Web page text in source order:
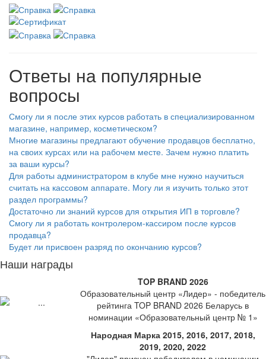
Ответы на популярные
вопросы
Смогу ли я после этих курсов работать в специализированном
магазине, например, косметическом?
Многие магазины предлагают обучение продавцов бесплатно,
на своих курсах или на рабочем месте. Зачем нужно платить
за ваши курсы?
Для работы администратором в клубе мне нужно научиться
считать на кассовом аппарате. Могу ли я изучить только этот
раздел программы?
Достаточно ли знаний курсов для открытия ИП в торговле?
Смогу ли я работать контролером-кассиром после курсов
продавца?
Будет ли присвоен разряд по окончанию курсов?
Наши награды
TOP BRAND 2026
Образовательный центр «Лидер» - победитель
рейтинга TOP BRAND 2026 Беларусь в
номинации «Образовательный центр № 1»
Народная Марка 2015, 2016, 2017, 2018,
2019, 2020, 2022